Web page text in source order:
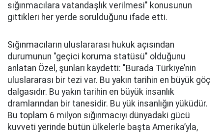
sığınmacılara vatandaşlık verilmesi" konusunun
gittikleri her yerde sorulduğunu ifade etti.
Sığınmacıların uluslararası hukuk açısından
durumunun "geçici koruma statüsü" olduğunu
anlatan Özel, şunları kaydetti: "Burada Türkiye’nin
uluslararası bir tezi var. Bu yakın tarihin en büyük göç
dalgasıdır. Bu yakın tarihin en büyük insanlık
dramlarından bir tanesidir. Bu yük insanlığın yüküdür.
Bu toplam 6 milyon sığınmacıyı dünyadaki gücü
kuvveti yerinde bütün ülkelerle başta Amerika’yla,